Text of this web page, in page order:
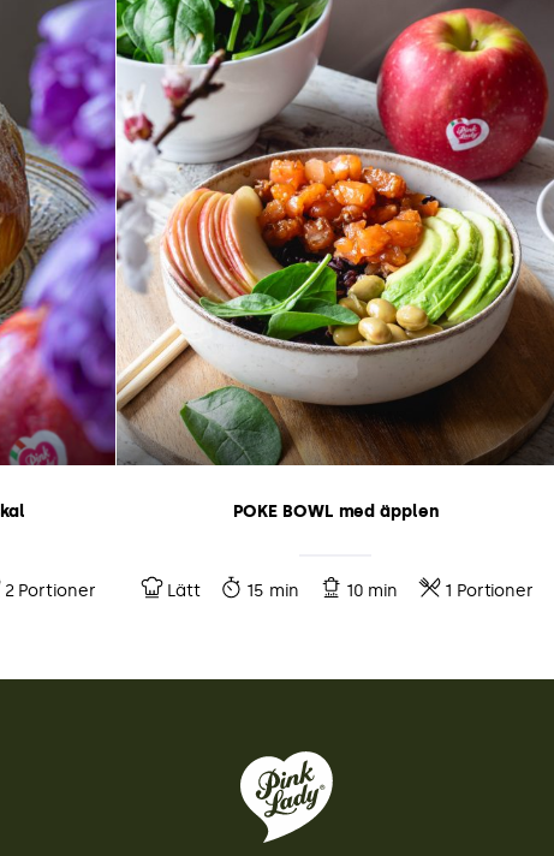
2 Portioner
POKE BOWL med äpplen
Lätt 15 min 10 min 1 Portioner